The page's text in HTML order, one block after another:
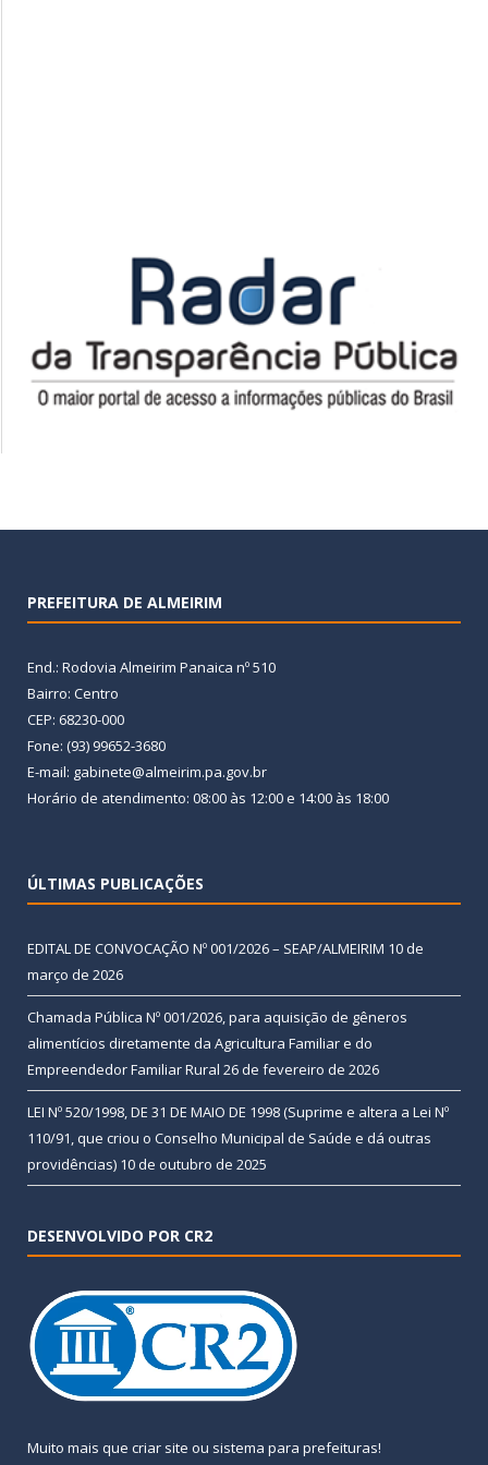
PREFEITURA DE ALMEIRIM
End.: Rodovia Almeirim Panaica nº 510
Bairro: Centro
CEP: 68230-000
Fone: (93) 99652-3680
E-mail: gabinete@almeirim.pa.gov.br
Horário de atendimento: 08:00 às 12:00 e 14:00 às 18:00
ÚLTIMAS PUBLICAÇÕES
EDITAL DE CONVOCAÇÃO Nº 001/2026 – SEAP/ALMEIRIM 10 de
março de 2026
Chamada Pública Nº 001/2026, para aquisição de gêneros
alimentícios diretamente da Agricultura Familiar e do
Empreendedor Familiar Rural 26 de fevereiro de 2026
LEI Nº 520/1998, DE 31 DE MAIO DE 1998 (Suprime e altera a Lei Nº
110/91, que criou o Conselho Municipal de Saúde e dá outras
providências) 10 de outubro de 2025
DESENVOLVIDO POR CR2
Muito mais que criar site ou sistema para prefeituras!